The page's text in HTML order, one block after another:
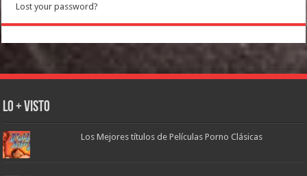
Lost your password?
Lo + Visto
Los Mejores títulos de Películas Porno Clásicas